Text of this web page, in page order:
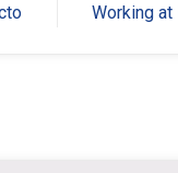
Working at